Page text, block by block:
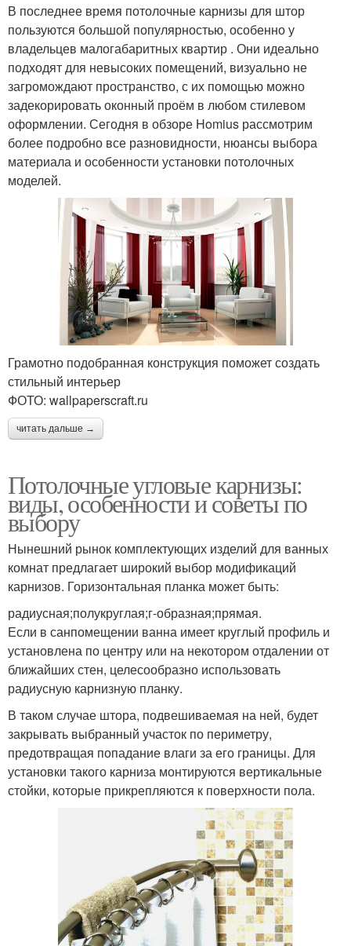
В последнее время потолочные карнизы для штор
пользуются большой популярностью, особенно у
владельцев малогабаритных квартир . Они идеально
подходят для невысоких помещений, визуально не
загромождают пространство, с их помощью можно
задекорировать оконный проём в любом стилевом
оформлении. Сегодня в обзоре Homius рассмотрим
более подробно все разновидности, нюансы выбора
материала и особенности установки потолочных
моделей.
Грамотно подобранная конструкция поможет создать
стильный интерьер
ФОТО: wallpaperscraft.ru
читать дальше →
Потолочные угловые карнизы:
виды, особенности и советы по
выбору
Нынешний рынок комплектующих изделий для ванных
комнат предлагает широкий выбор модификаций
карнизов. Горизонтальная планка может быть:
радиусная;полукруглая;г-образная;прямая.
Если в санпомещении ванна имеет круглый профиль и
установлена по центру или на некотором отдалении от
ближайших стен, целесообразно использовать
радиусную карнизную планку.
В таком случае штора, подвешиваемая на ней, будет
закрывать выбранный участок по периметру,
предотвращая попадание влаги за его границы. Для
установки такого карниза монтируются вертикальные
стойки, которые прикрепляются к поверхности пола.